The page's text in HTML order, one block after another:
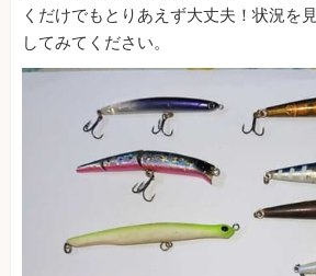
くだけでもとりあえず大丈夫！状況を
してみてください。